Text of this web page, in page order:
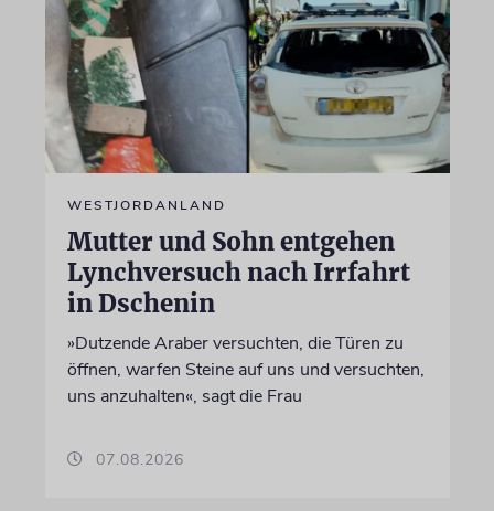
WESTJORDANLAND
Mutter und Sohn entgehen
Lynchversuch nach Irrfahrt
in Dschenin
»Dutzende Araber versuchten, die Türen zu
öffnen, warfen Steine auf uns und versuchten,
uns anzuhalten«, sagt die Frau
07.08.2026